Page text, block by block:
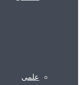
علمی